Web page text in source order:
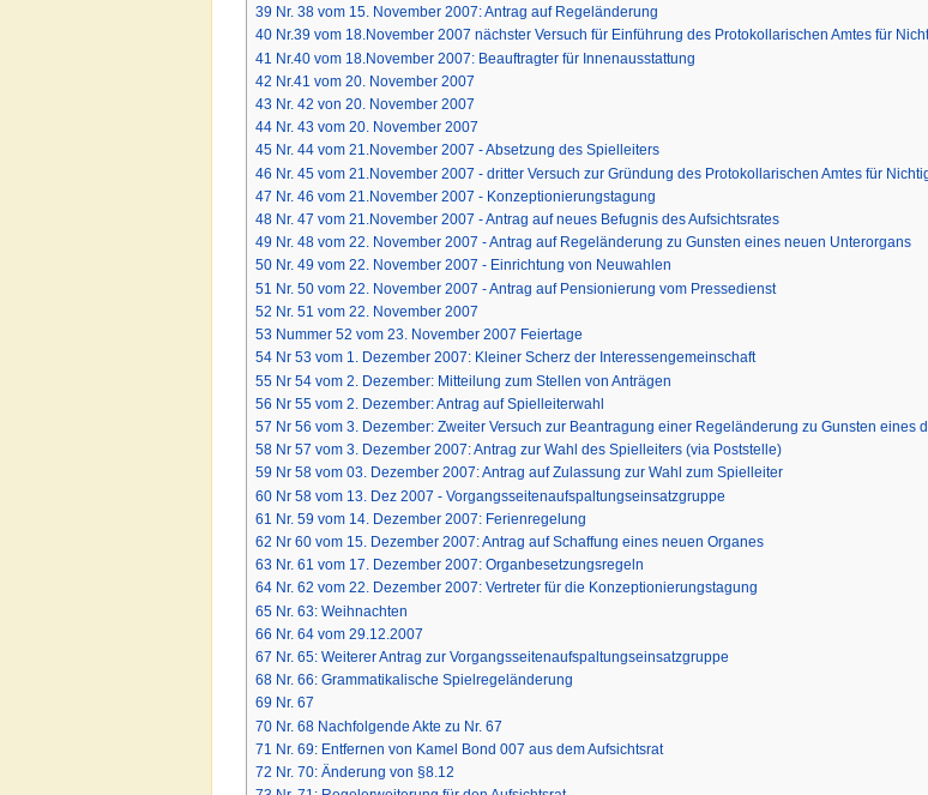
39 Nr. 38 vom 15. November 2007: Antrag auf Regeländerung
40 Nr.39 vom 18.November 2007 nächster Versuch für Einführung des Protokollarischen Amtes für
41 Nr.40 vom 18.November 2007: Beauftragter für Innenausstattung
42 Nr.41 vom 20. November 2007
43 Nr. 42 von 20. November 2007
44 Nr. 43 vom 20. November 2007
45 Nr. 44 vom 21.November 2007 - Absetzung des Spielleiters
46 Nr. 45 vom 21.November 2007 - dritter Versuch zur Gründung des Protokollarischen Amtes für
47 Nr. 46 vom 21.November 2007 - Konzeptionierungstagung
48 Nr. 47 vom 21.November 2007 - Antrag auf neues Befugnis des Aufsichtsrates
49 Nr. 48 vom 22. November 2007 - Antrag auf Regeländerung zu Gunsten eines neuen Unterorgans
50 Nr. 49 vom 22. November 2007 - Einrichtung von Neuwahlen
51 Nr. 50 vom 22. November 2007 - Antrag auf Pensionierung vom Pressedienst
52 Nr. 51 vom 22. November 2007
53 Nummer 52 vom 23. November 2007 Feiertage
54 Nr 53 vom 1. Dezember 2007: Kleiner Scherz der Interessengemeinschaft
55 Nr 54 vom 2. Dezember: Mitteilung zum Stellen von Anträgen
56 Nr 55 vom 2. Dezember: Antrag auf Spielleiterwahl
57 Nr 56 vom 3. Dezember: Zweiter Versuch zur Beantragung einer Regeländerung zu Gunsten eines
58 Nr 57 vom 3. Dezember 2007: Antrag zur Wahl des Spielleiters (via Poststelle)
59 Nr 58 vom 03. Dezember 2007: Antrag auf Zulassung zur Wahl zum Spielleiter
60 Nr 58 vom 13. Dez 2007 - Vorgangsseitenaufspaltungseinsatzgruppe
61 Nr. 59 vom 14. Dezember 2007: Ferienregelung
62 Nr 60 vom 15. Dezember 2007: Antrag auf Schaffung eines neuen Organes
63 Nr. 61 vom 17. Dezember 2007: Organbesetzungsregeln
64 Nr. 62 vom 22. Dezember 2007: Vertreter für die Konzeptionierungstagung
65 Nr. 63: Weihnachten
66 Nr. 64 vom 29.12.2007
67 Nr. 65: Weiterer Antrag zur Vorgangsseitenaufspaltungseinsatzgruppe
68 Nr. 66: Grammatikalische Spielregeländerung
69 Nr. 67
70 Nr. 68 Nachfolgende Akte zu Nr. 67
71 Nr. 69: Entfernen von Kamel Bond 007 aus dem Aufsichtsrat
72 Nr. 70: Änderung von §8.12